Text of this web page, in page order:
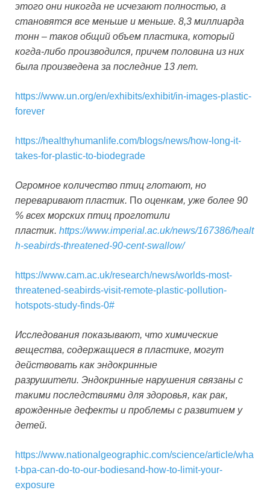
этого они никогда не исчезают полностью, а
становятся все меньше и меньше. 8,3 миллиарда
тонн – таков общий объем пластика, который
когда-либо производился, причем половина из них
была произведена за последние 13 лет.
https://www.un.org/en/exhibits/exhibit/in-images-plastic-
forever
https://healthyhumanlife.com/blogs/news/how-long-it-
takes-for-plastic-to-biodegrade
Огромное количество птиц глотают, но
переваривают пластик. По оценкам, уже более 90
% всех морских птиц проглотили
пластик. https://www.imperial.ac.uk/news/167386/healt
h-seabirds-threatened-90-cent-swallow/
https://www.cam.ac.uk/research/news/worlds-most-
threatened-seabirds-visit-remote-plastic-pollution-
hotspots-study-finds-0#
Исследования показывают, что химические
вещества, содержащиеся в пластике, могут
действовать как эндокринные
разрушители. Эндокринные нарушения связаны с
такими последствиями для здоровья, как рак,
врожденные дефекты и проблемы с развитием у
детей.
https://www.nationalgeographic.com/science/article/wha
t-bpa-can-do-to-our-bodiesand-how-to-limit-your-
exposure